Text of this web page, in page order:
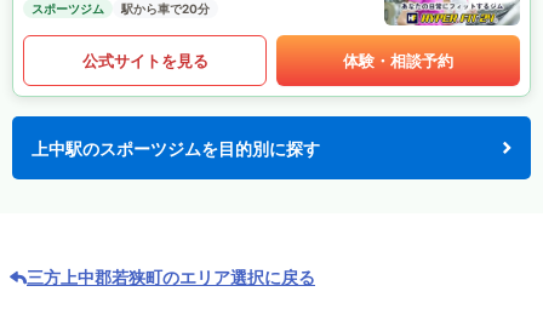
スポーツジム 駅から車で20分
公式サイトを見る 体験・相談予約
上中駅のスポーツジムを目的別に探す
三方上中郡若狭町のエリア選択に戻る